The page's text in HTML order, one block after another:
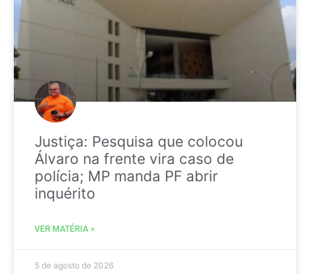
Justiça: Pesquisa que colocou
Álvaro na frente vira caso de
polícia; MP manda PF abrir
inquérito
VER MATÉRIA »
5 de agosto de 2026